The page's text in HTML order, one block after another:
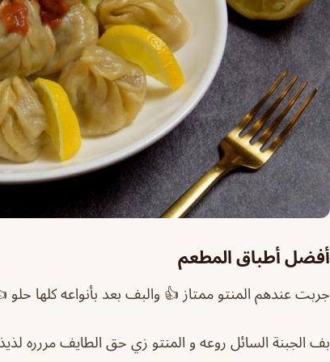
أفضل أطباق المطعم
جربت عندهم المنتو ممتاز 👍 والبف بعد بأنواعه كلها حلو
بف الجبنة السائل روعه و المنتو زي حق الطايف مررره